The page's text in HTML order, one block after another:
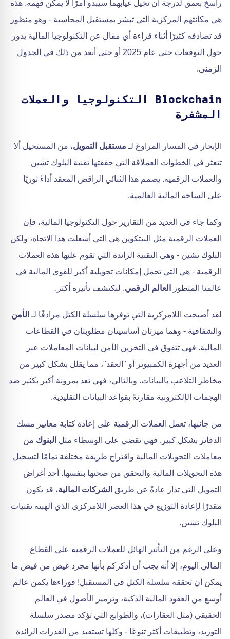
راسخ بعمق لدرجة أن تخيل غيابهما سيبدو أمرًا لا يمكن فهمه. هذه
هي مكانتهم المركزية التي تبشر بمستقبل المحاسبة - وهو منظور
قد تصادفه كثيرًا أثناء قراءة أي مقال عن التكنولوجيا المالية يدور
حول التوقعات حتى عام 2025 أو حتى أبعد من ذلك في الجدول
الزمني.
Blockchain التكنولوجيا والعملات
المشفرة
الإبحار في المسار المراوغ لـ مستقبل التمويل، من المستحيل ألا
تتعثر في الخطوات العملاقة التي حققتها تقنية البلوك تشين
والعملات الرقمية. يصمم هذا الثنائي الراقص المعقد أداءً ثوريًا
على الساحة المالية العالمية.
وكما جاء في العديد من التقارير حول التكنولوجيا المالية، فإن
العملات الرقمية مثل البيتكوين هي التي أشعلت هذا الاتجاه، ولكن
البلوك تشين - وهي التقنية الرائدة التي تقوم عليها هذه العملات
الرقمية - هي التي تحمل إمكانات تحويلية أكبر للقوى المالية في
عالمنا المتطور
العالم الرقمي. لنكتشف تأثيره أكثر.
لقد أصبحت اللامركزية التي توفرها سلسلة الكتل مرادفًا لـ الأمن
والشفافية - وهما ميزتان أساسيتان مطلوبتان في القطاعات
المالية. فهي تتفوق في التخزين الآمن لبيانات المعاملات عبر
العديد من أجهزة الكمبيوتر أو "العقد"، مما يقلل بشكل كبير من
مخاطر التلاعب بالبيانات. وبالتالي، فهي تعد بمرونة أكبر بكثير ضد
الهجمات الإلكترونية مقارنةً بقواعد البيانات التقليدية.
من جانبها، تعمل العملات الرقمية على إعادة كتابة معايير مسك
الدفاتر بشكل كبير. فهي تقضي على الوسطاء مثل البنوك من
معاملات التحويلات المالية واقتراح طريقة مختلفة تمامًا لتسجيل
هذه التحويلات المالية والتحقق من صحتها بنفسها. أحد أغراض
التمويل التي تدار عادةً عن طريق الشركات المالية، قد يكون
مقدرًا لإعادة التوزيع في هذا العصر اللامركزي الذي ألهبته تقنيات
البلوك تشين.
وعلى الرغم من التأثير الهائل للعملات الرقمية على القطاع
المالي اليوم، إلا أنه يجب أن أذكركم بأنها مجرد غيض من فيض ما
يمكن أن تحققه سلسلة الكتل في المستقبل! فوراءها يكمن عالم
أوسع من العقود المالية الذكية، وترميز الأصول في العالم
الحقيقي (مثل العقارات)، والطوابع التي تؤكد مصدر سلسلة
التوريد، وتطبيقات أكثر تنوعًا - وكلها تستفيد من القدرات الرائدة